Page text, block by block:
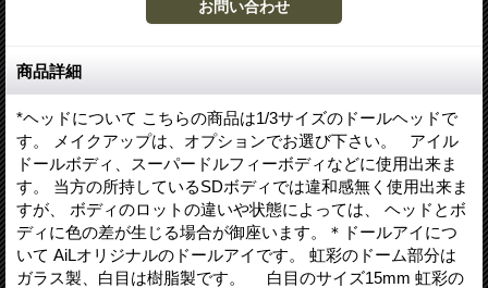
商品詳細
*ヘッドについて こちらの商品は1/3サイズのドールヘッドで
す。 メイクアップは、オプションでお選び下さい。 アイル
ドールボディ、スーパードルフィーボディなどに使用出来ま
す。 当方の所持しているSDボディでは違和感無く使用出来ま
すが、 ボディのロットの違いや状態によっては、 ヘッドとボ
ディに色の差が生じる場合が御座います。＊ドールアイにつ
いて AiLオリジナルのドールアイです。 虹彩のドーム部分は
ガラス製、白目は樹脂製です。 白目のサイズ15mm 虹彩の